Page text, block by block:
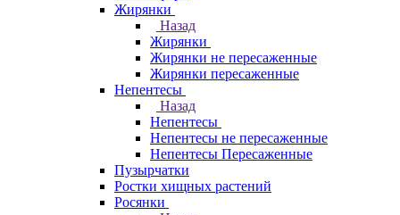
Жирянки
Назад
Жирянки
Жирянки не пересаженные
Жирянки пересаженные
Непентесы
Назад
Непентесы
Непентесы не пересаженные
Непентесы Пересаженные
Пузырчатки
Ростки хищных растений
Росянки